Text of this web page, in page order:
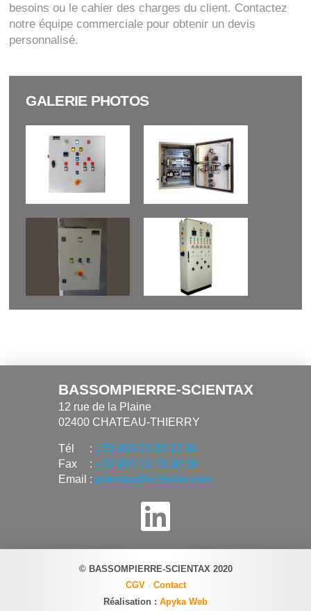
besoins ou le cahier des charges du client. Contactez
notre équipe commerciale pour obtenir un devis
personnalisé.
GALERIE PHOTOS
BASSOMPIERRE-SCIENTAX
12 rue de la Plaine
02400 CHATEAU-THIERRY
Tél : +33 (0)3 23 83 12 84
Fax
: +33 (0)3 23 70 90 59
Email : scientax@scientax.com
© BASSOMPIERRE-SCIENTAX 2020
CGV- Contact
Réalisation : Apyka Web